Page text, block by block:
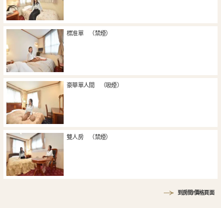
標准單 （禁煙）
豪華單人間 （吸煙）
雙人房 （禁煙）
到房間/價格頁面